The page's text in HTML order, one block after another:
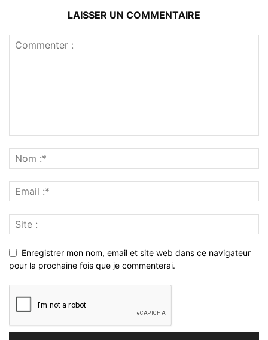
LAISSER UN COMMENTAIRE
Enregistrer mon nom, email et site web dans ce navigateur
pour la prochaine fois que je commenterai.